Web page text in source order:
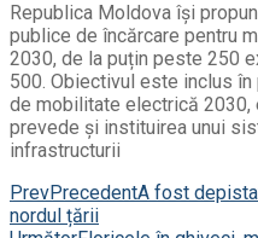
Republica Moldova își
publice de încărcare pentru
2030, de la puțin peste 250
500. Obiectivul este inclus în
de mobilitate electrică 2030,
prevede și instituirea unui
infrastructurii
PrevPrecedentA fost
nordul țării